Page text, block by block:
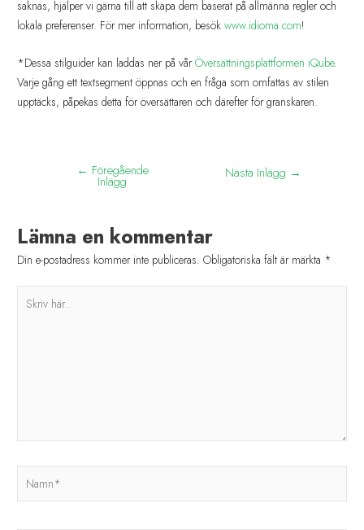
saknas, hjälper vi gärna till att skapa dem baserat på allmänna regler och
lokala preferenser. För mer information, besökwww.idioma.com!
*Dessa stilguider kan laddas ner på vårÖversättningsplattformen iQube.
Varje gång ett textsegment öppnas och en fråga som omfattas av stilen
upptäcks, påpekas detta för översättaren och därefter för granskaren.
← Föregående
Inlägg
Nästa Inlägg →
Lämna en kommentar
Din e-postadress kommer inte publiceras. Obligatoriska fält är märkta *